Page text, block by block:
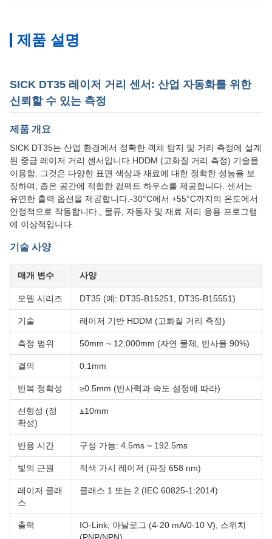
제품 설명
SICK DT35 레이저 거리 센서: 산업 자동화를 위한
신뢰할 수 있는 측정
제품 개요
SICK DT35는 산업 환경에서 정확한 객체 탐지 및 거리 측정에 설계
된 중급 레이저 거리 센서입니다.HDDM (고화질 거리 측정) 기술을
이용함, 그것은 다양한 표면 색상과 재료에 대한 정확한 성능을 보
장하며, 좁은 공간에 적합한 컴팩트 하우스를 제공합니다. 센서는
유연한 출력 옵션을 제공합니다.-30°C에서 +55°C까지의 온도에서
안정적으로 작동합니다., 물류, 자동차 및 재료 처리 응용 프로그램
에 이상적입니다.
기술 사양
매개 변수 사양
모델 시리즈 DT35 (예: DT35-B15251, DT35-B15551)
기술 레이저 기반 HDDM (고화질 거리 측정)
측정 범위 50mm ~ 12,000mm (자연 물체, 반사율 90%)
결의 0.1mm
반복 정확성 ≥0.5mm (반사력과 속도 설정에 따라)
선형성 (정
확성)
±10mm
반응 시간 구성 가능: 4.5ms ~ 192.5ms
빛의 근원 적색 가시 레이저 (파장 658 nm)
레이저 클래
스
클래스 1 또는 2 (IEC 60825-1:2014)
출력
IO-Link, 아날로그 (4-20 mA/0-10 V), 스위치